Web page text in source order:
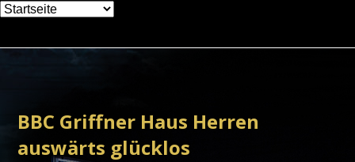
Zielseite
BBC Griffner Haus Herren
auswärts glücklos